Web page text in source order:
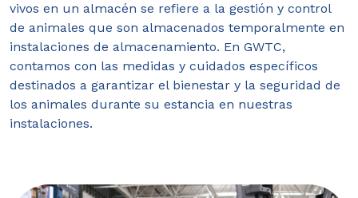
vivos en un almacén se refiere a la gestión y control
de animales que son almacenados temporalmente en
instalaciones de almacenamiento. En GWTC,
contamos con las medidas y cuidados específicos
destinados a garantizar el bienestar y la seguridad de
los animales durante su estancia en nuestras
instalaciones.